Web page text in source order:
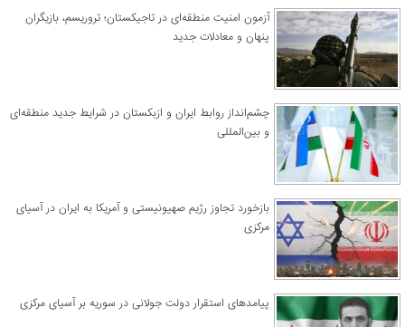
آزمون امنیت منطقه‌ای در تاجیکستان؛ تروریسم، بازیگران
پنهان و معادلات جدید
چشم‌انداز روابط ایران و ازبکستان در شرایط جدید منطقه‌ای
و بین‌المللی
​بازخورد تجاوز رژیم صهیونیستی و آمریکا به ایران در آسیای
مرکزی
پیامدهای استقرار دولت جولانی در سوریه بر آسیای مرکزی